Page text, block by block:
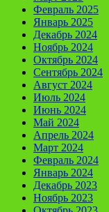
Февраль 2025
Январь 2025
Декабрь 2024
Ноябрь 2024
Октябрь 2024
Сентябрь 2024
Август 2024
Июль 2024
Июнь 2024
Май 2024
Апрель 2024
Март 2024
Февраль 2024
Январь 2024
Декабрь 2023
Ноябрь 2023